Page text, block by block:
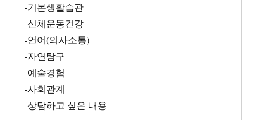
-기본생활습관
-신체운동건강
-언어(의사소통)
-자연탐구
-예술경험
-사회관계
-상담하고 싶은 내용